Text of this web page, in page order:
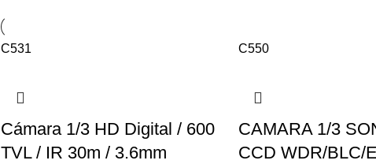
C531
Cámara 1/3 HD Digital / 600
TVL / IR 30m / 3.6mm
C550
CAMARA 1/3
CCD WDR/BLC/